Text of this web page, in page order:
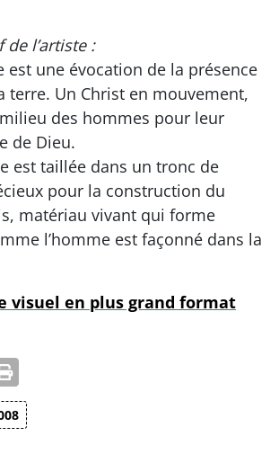
de l’artiste :
est une évocation de la présence
terre. Un Christ en mouvement,
des hommes pour leur
de Dieu.
est taillée dans un tronc de
pour la construction du
matériau vivant qui forme
l’homme est façonné dans la
visuel en plus grand format